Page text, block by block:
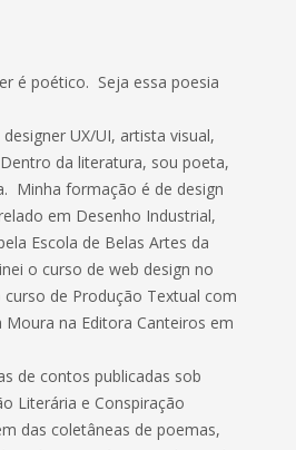
é poético. Seja essa poesia
UX/UI, artista visual,
da literatura, sou poeta,
Minha formação é de design
em Desenho Industrial,
Escola de Belas Artes da
o curso de web design no
curso de Produção Textual com
Moura na Editora Canteiros em
de contos publicadas sob
Literária e Conspiração
das coletâneas de poemas,